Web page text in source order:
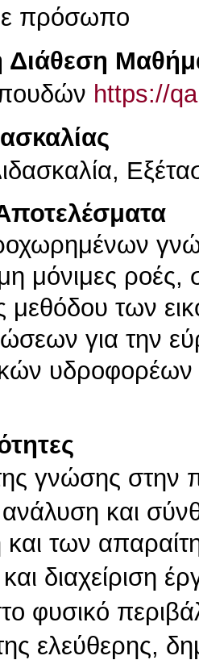
πρόσωπο
Διάθεση
https://
μόνιμες ροές,
μεθόδου των
για την
υδροφορέων
γνώσης στην
και
των
διαχείριση
φυσικό
ελεύθερης,